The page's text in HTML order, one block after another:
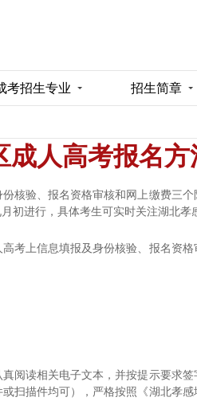
考招生专业 招生简章
成人高考报名
核验、报名资格审核和网上缴费三
初进行，具体考生可实时关注湖北孝
高考上信息填报及身份核验、报名资
读相关电子文本，并按提示要求签
扫描件均可），严格按照《湖北孝感